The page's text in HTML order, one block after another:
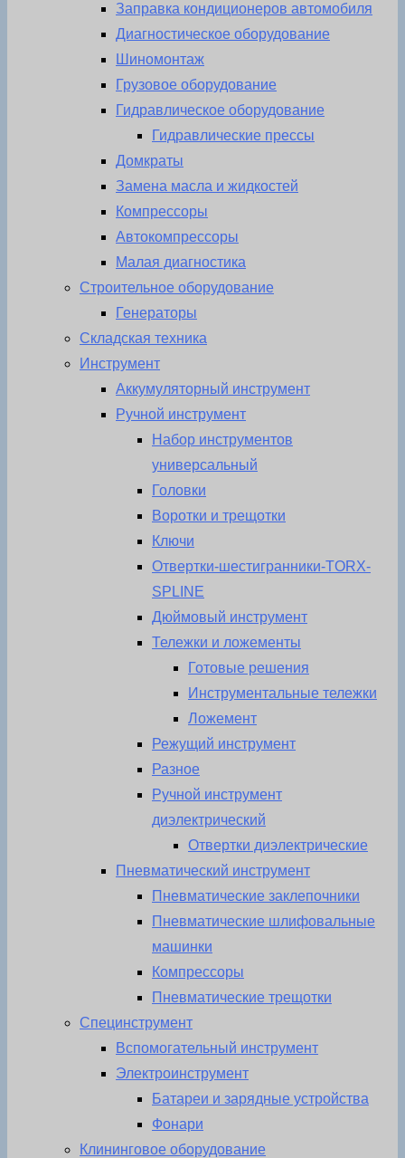
Заправка кондиционеров автомобиля
Диагностическое оборудование
Шиномонтаж
Грузовое оборудование
Гидравлическое оборудование
Гидравлические прессы
Домкраты
Замена масла и жидкостей
Компрессоры
Автокомпрессоры
Малая диагностика
Строительное оборудование
Генераторы
Складская техника
Инструмент
Аккумуляторный инструмент
Ручной инструмент
Набор инструментов
универсальный
Головки
Воротки и трещотки
Ключи
Отвертки-шестигранники-TORX-
SPLINE
Дюймовый инструмент
Тележки и ложементы
Готовые решения
Инструментальные тележки
Ложемент
Режущий инструмент
Разное
Ручной инструмент
диэлектрический
Отвертки диэлектрические
Пневматический инструмент
Пневматические заклепочники
Пневматические шлифовальные
машинки
Компрессоры
Пневматические трещотки
Специнструмент
Вспомогательный инструмент
Электроинструмент
Батареи и зарядные устройства
Фонари
Клининговое оборудование